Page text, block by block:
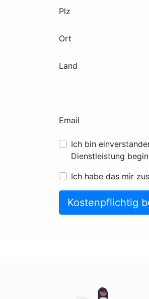
Plz
Ort
Land
Email
Ich bin
Dienstleistung
Ich habe das mir
Kostenpflichtig